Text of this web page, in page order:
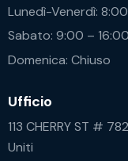
Lunedì-Venerdì:
Sabato: 9:00 – 16:00
Domenica: Chiuso
Ufficio
113 CHERRY ST #
Uniti